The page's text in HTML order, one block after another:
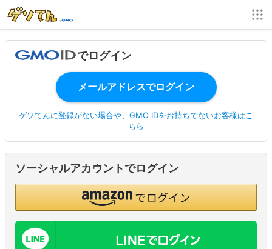
でログイン
ゲソてんに登録がない場合や、GMO IDをお持ちでないお客様はこ
ちら
ソーシャルアカウントでログイン